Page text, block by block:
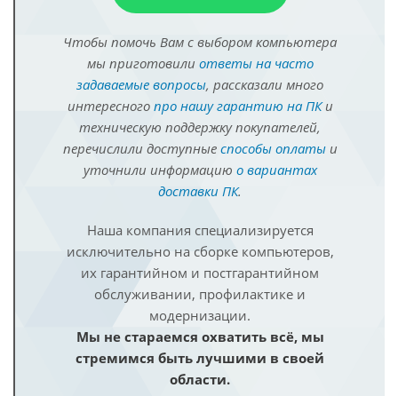
Чтобы помочь Вам с выбором компьютера
мы приготовили ответы на часто
задаваемые вопросы, рассказали много
интересного про нашу гарантию на ПКи
техническую поддержку покупателей,
перечислили доступные способы оплатыи
уточнили информацию о вариантах
доставки ПК.
Наша компания специализируется
исключительно на сборке компьютеров,
их гарантийном и постгарантийном
обслуживании, профилактике и
модернизации.
Мы не стараемся охватить всё, мы
стремимся быть лучшими в своей
области.